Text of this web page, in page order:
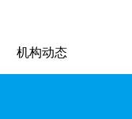
机构动态